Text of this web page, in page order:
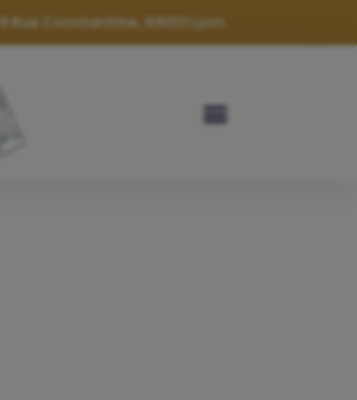
9 Rue Constantine, 69001 Lyon